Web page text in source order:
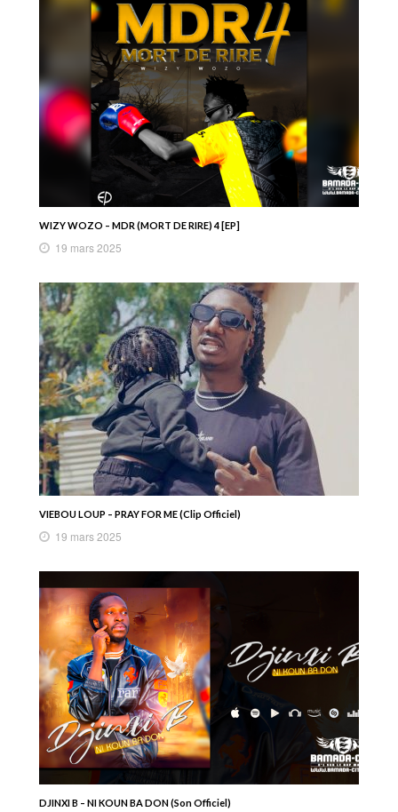
WIZY WOZO – MDR (MORT DE RIRE) 4 [EP]
19 mars 2025
VIEBOU LOUP – PRAY FOR ME (Clip Officiel)
19 mars 2025
DJINXI B – NI KOUN BA DON (Son Officiel)